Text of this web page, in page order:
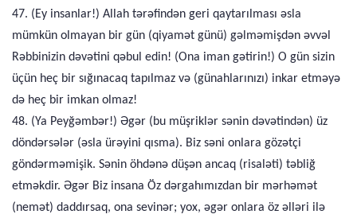
47. (Ey insanlar!) Allah tərəfindən geri qaytarılması əsla
mümkün olmayan bir gün (qiyamət günü) gəlməmişdən əvvəl
Rəbbinizin dəvətini qəbul edin! (Ona iman gətirin!) O gün sizin
üçün heç bir sığınacaq tapılmaz və (günahlarınızı) inkar etməyə
də heç bir imkan olmaz!
48. (Ya Peyğəmbər!) Əgər (bu müşriklər sənin dəvətindən) üz
döndərsələr (əsla ürəyini qısma). Biz səni onlara gözətçi
göndərməmişik. Sənin öhdənə düşən ancaq (risaləti) təbliğ
etməkdir. Əgər Biz insana Öz dərgahımızdan bir mərhəmət
(nemət) daddırsaq, ona sevinər; yox, əgər onlara öz əlləri ilə